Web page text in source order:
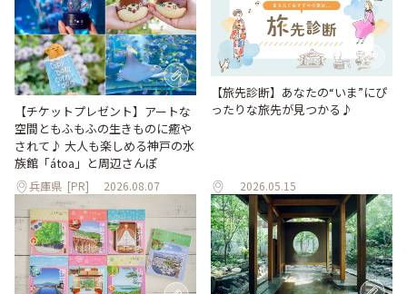
【チケットプレゼント】アートな
空間ともふもふの生きものに癒や
されて♪ 大人も楽しめる神戸の水
族館「átoa」と周辺さんぽ
兵庫県 [PR] 2026.08.07
【旅先診断】あなたの“いま”にぴ
ったりな旅先が見つかる♪
2026.05.15